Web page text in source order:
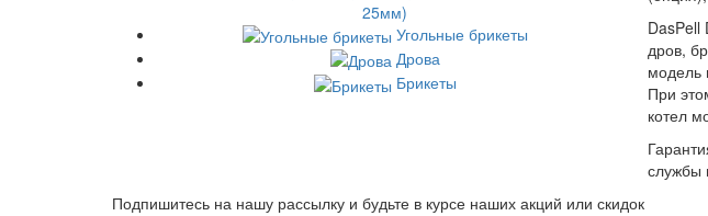
25мм)
Угольные брикеты
Дрова
Брикеты
DasPell
дров,
модель
При
котел
службы
Подпишитесь на нашу рассылку и будьте в курсе наших акций или скидок